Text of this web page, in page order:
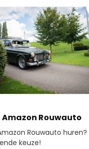
Amazon Rouwauto
Rouwauto huren?
keuze!